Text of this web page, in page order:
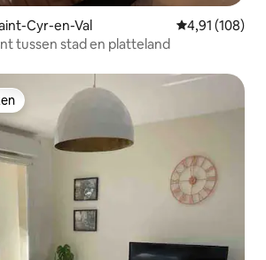
Cyr-en-Val Gemiddelde
4,91 (108)
tussen stad en platteland